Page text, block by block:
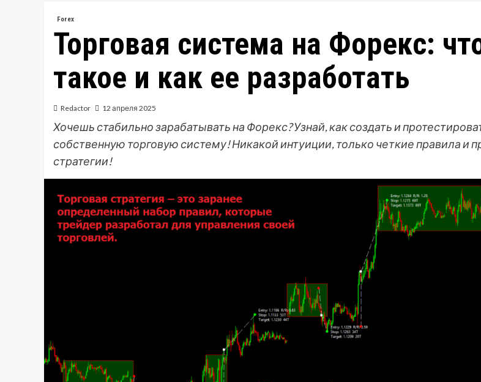
Forex
Торговая система на Форекс:
такое и как ее разработать
Redactor 12 апреля 2025
Хочешь стабильно зарабатывать на Форекс? Узнай, как создать и
собственную торговую систему! Никакой интуиции, только четкие правила и
стратегии!